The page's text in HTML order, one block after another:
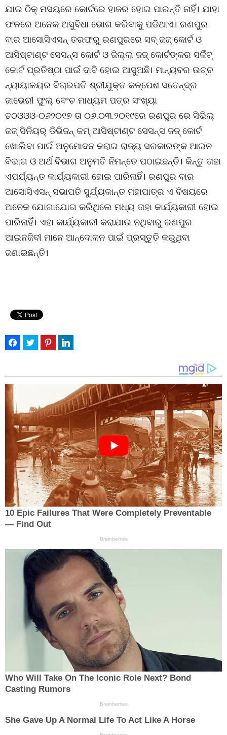
ଯାଇ ଠିକ୍ ମସୟରେ କୋର୍ଟରେ ହାଜର ହୋଇ ପାରନ୍ତି ନାହିଁ। ଯାହା
ଫଳରେ ଅନେକ ଅସୁବିଧା ଭୋଗ କରିବାକୁ ପଡିଥାଏ। ରଣପୁର
ବାର ଆସୋସିଏସନ୍ ତରଫରୁ ରଣପୁରରେ ସବ୍ ଜଜ୍ କୋର୍ଟ ଓ
ଆସିଷ୍ଟାଣ୍ଟ ସେସନ୍ସ କୋର୍ଟ ଓ ଜିଲ୍ଲା ଜଜ୍ କୋର୍ଟଙ୍କର ସର୍କିଟ୍
କୋର୍ଟ ପ୍ରତିଷ୍ଠା ପାଇଁ ଦାବି ହୋଇ ଆସୁଅଛି। ମାନ୍ୟବର ଉଚ୍ଚ
ନ୍ୟାୟାଳୟର ବିଚାରପତି ଶ୍ରୀଯୁକ୍ତ କଳ୍ପେଶ ସତେନ୍ଦ୍ର
ଜାଭେରୀ ଫୁଲ୍ ବେଂଚ ମାଧ୍ୟମ ପତ୍ର ସଂଖ୍ୟା
ଢଠଓଓଓ-୦୬୨୦୧୭ ତା ୦୬.୦୩.୨୦୧୯ରେ ରଣପୁର ରେ ସିଭିଲ୍
ଜଜ୍ ସିନିୟର୍ ଡିଭିଜନ୍ କମ୍ ଆସିଷ୍ଟାଣ୍ଟ ସେସନ୍ସ ଜଜ୍ କୋର୍ଟ
ଖୋଲିବା ପାଇଁ ଅନୁମୋଦନ କରାଇ ରାଜ୍ୟ ସରକାରଙ୍କ ଆଇନ
ବିଭାଗ ଓ ଅର୍ଥ ବିଭାଗ ଅନୁମତି ନିମନ୍ତେ ପଠାଇଛନ୍ତି। କିନ୍ତୁ ତାହା
ଏପର୍ଯ୍ୟନ୍ତ କାର୍ଯ୍ୟକାରୀ ହୋଇ ପାରିନାହିଁ। ରଣପୁର ବାର
ଆସୋସିଏସନ୍ ସଭାପତି ସୁର୍ଯ୍ୟକାନ୍ତ ମହାପାତ୍ର ଏ ବିଷୟରେ
ଅନେକ ଯୋଗାଯୋଗ କରିଥିଲେ ମଧ୍ୟ ତାହା କାର୍ଯ୍ୟକାରୀ ହୋଇ
ପାରିନାହିଁ। ଏହା କାର୍ଯ୍ୟକାରୀ କରାଯାଉ ନଥିବାରୁ ରଣପୁର
ଆଇନଜିବୀ ମାନେ ଆନ୍ଦୋଳନ ପାଇଁ ପ୍ରସ୍ତୁତି କରୁଥିବା
ଜଣାଇଛନ୍ତି।